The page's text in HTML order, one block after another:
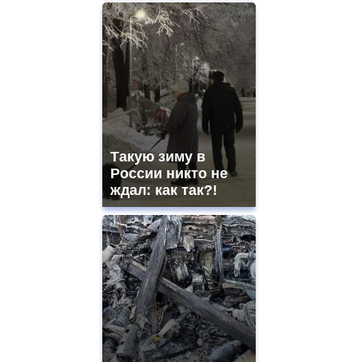
Такую зиму в
России никто не
ждал: как так?!